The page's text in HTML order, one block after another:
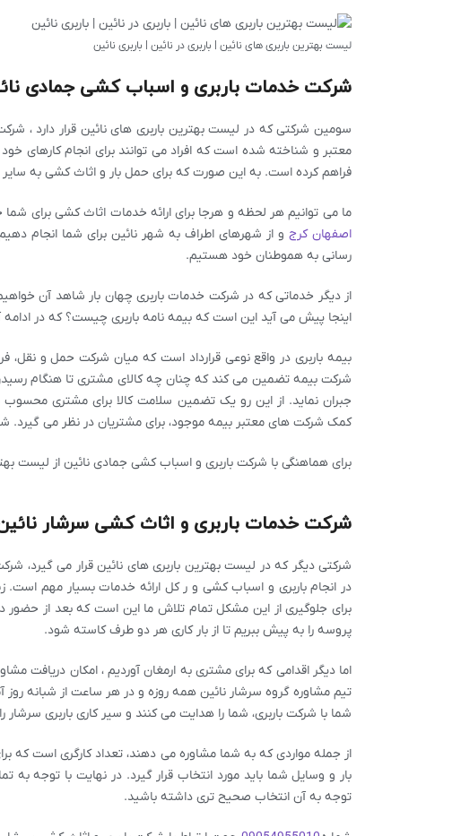
لیست بهترین باربری های نائین | باربری در نائین | باربری نائین
شرکت خدمات باربری و اسباب کشی جمادی
سومین شرکتی که در لیست بهترین باربری های نائین قرار دارد ،
معتبر و شناخته شده است که افراد می توانند برای انجام کارهای
فراهم کرده است. به این صورت که برای حمل بار و اثاث کشی به سایر
ما می توانیم هر لحظه و هرجا برای ارائه خدمات اثاث کشی برای
اصفهانکرج و از شهرهای اطراف به شهر نائین برای شما انجام
رسانی به هموطنان خود هستیم.
از دیگر خدماتی که در شرکت خدمات باربری چهان بار شاهد آن
اینجا پیش می آید این است که بیمه نامه باربری چیست؟ که در
بیمه باربری در واقع نوعی قرارداد است که میان شرکت حمل و نقل،
شرکت بیمه تضمین می کند که چنان چه کالای مشتری تا هنگام
جبران نماید. از این رو یک تضمین سلامت کالا برای مشتری محسوب
کمک شرکت های معتبر بیمه موجود، برای مشتریان در نظر می گیرد.
برای هماهنگی با شرکت باربری و اسباب کشی جمادی نائین از لیست
شرکت خدمات باربری و اثاث کشی سرشار
شرکتی دیگر که در لیست بهترین باربری های نائین قرار می گیرد،
در انجام باربری و اسباب کشی و ر کل ارائه خدمات بسیار مهم است.
برای جلوگیری از این مشکل تمام تلاش ما این است که بعد از حضور
پروسه را به پیش ببریم تا از بار کاری هر دو طرف کاسته شود.
اما دیگر اقدامی که برای مشتری به ارمغان آوردیم ، امکان
تیم مشاوره گروه سرشار نائین همه روزه و در هر ساعت از شبانه روز
شما با شرکت باربری، شما را هدایت می کنند و سیر کاری باربری
از جمله مواردی که به شما مشاوره می دهند، تعداد کارگری است
بار و وسایل شما باید مورد انتخاب قرار گیرد. در نهایت با توجه به
توجه به آن انتخاب صحیح تری داشته باشید.